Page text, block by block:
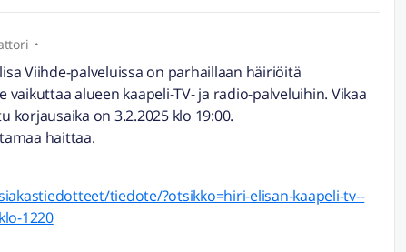
Viihde-palveluissa on parhaillaan häiriöitä
alueen kaapeli-TV- ja radio-palveluihin. Vikaa
korjausaika on 3.2.2025 klo 19:00.
haittaa.
tiedote/?otsikko=hiri-elisan-kaapeli-tv--
1220